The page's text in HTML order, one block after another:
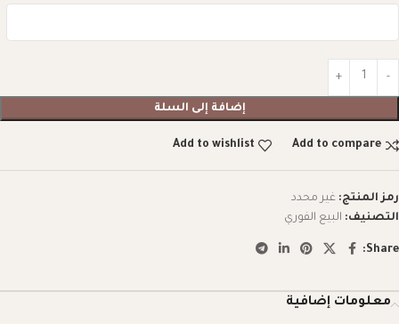
إضافة إلى السلة
Add to compare
Add to wishlist
رمز المنتج: غير محدد
التصنيف: البيع الفوري
Share:
معلومات إضافية